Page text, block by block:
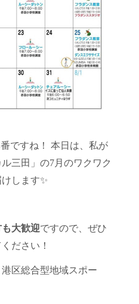
ですね！ 本日は、私が
三田」の7月のワクワク
します✨
大歓迎ですので、ぜひ
ださい！
区総合型地域スポー